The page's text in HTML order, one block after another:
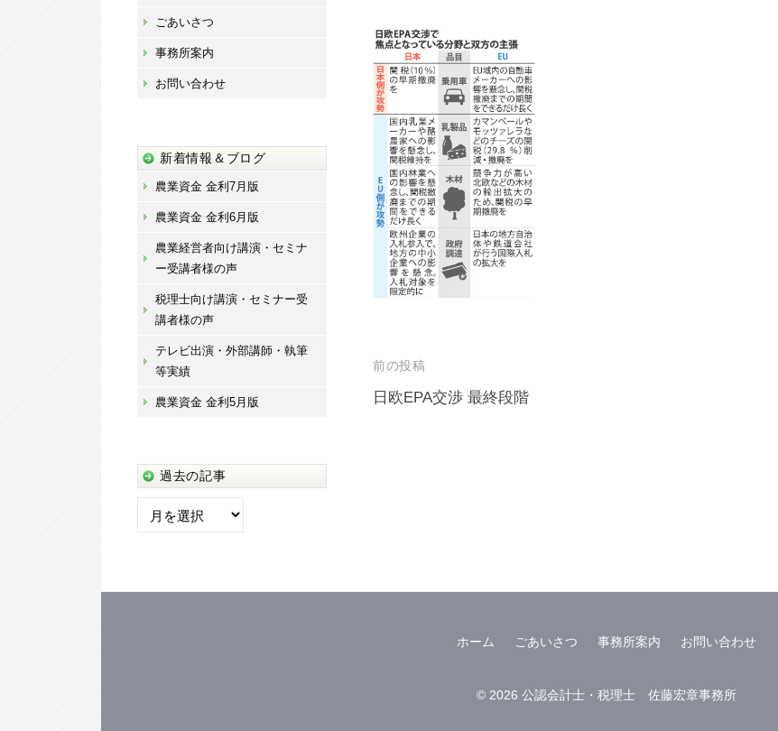
投
稿
前の投稿
日欧EPA交渉 最終段階
ごあいさつ
事務所案内
お問い合わせ
新着情報＆ブログ
農業資金 金利7月版
農業資金 金利6月版
農業経営者向け講演・セミナ
ー受講者様の声
税理士向け講演・セミナー受
講者様の声
テレビ出演・外部講師・執筆
等実績
農業資金 金利5月版
過去の記事
過
ホーム ごあいさつ 事務所案内 お問い合わせ
© 2026 公認会計士・税理士 佐藤宏章事務所